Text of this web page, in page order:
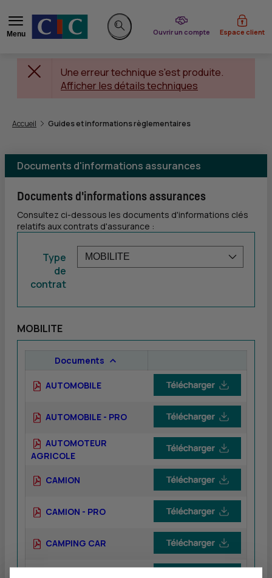
Menu
Rechercher sur le site
Ouvrir un compte
du CIC Espace client
Une erreur technique s'est produite.
Afficher les détails techniques
Accueil Guides et informations règlementaires
Documents d'informations assurances
Documents d'informations assurances
Consultez ci-dessous les documents d'informations clés
relatifs aux contrats d'assurance :
Type
de
contrat
MOBILITE
Documents
AUTOMOBILE
AUTOMOBILE - PRO
AUTOMOTEUR
AGRICOLE
CAMION
CAMION - PRO
CAMPING CAR